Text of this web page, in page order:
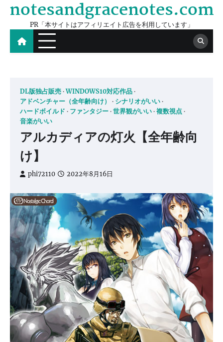
Skip
content
notesandgracenotes.com
PR「本サイトはアフィリエイト広告を利用しています」
DL版独占販売 WINDOWS10対応作品
アドベンチャー（全年齢向け）
シナリオがいい
ハードボイルド
ファンタジー 世界観がいい 複数視点
音楽がいい
アルカディアの灯火【全年齢向
け】
phi72110 2022年8月16日